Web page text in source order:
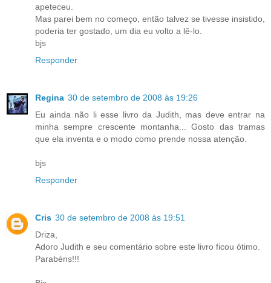
apeteceu.
Mas parei bem no começo, então talvez se tivesse insistido,
poderia ter gostado, um dia eu volto a lê-lo.
bjs
Responder
Regina 30 de setembro de 2008 às 19:26
Eu ainda não li esse livro da Judith, mas deve entrar na
minha sempre crescente montanha... Gosto das tramas
que ela inventa e o modo como prende nossa atenção.
bjs
Responder
Cris 30 de setembro de 2008 às 19:51
Driza,
Adoro Judith e seu comentário sobre este livro ficou ótimo.
Parabéns!!!